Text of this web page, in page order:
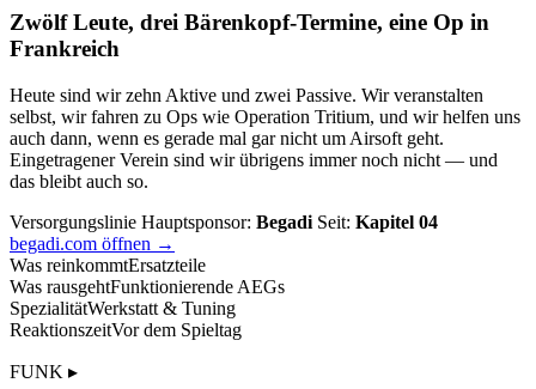
Zwölf Leute, drei Bärenkopf-Termine, eine Op in
Frankreich
Heute sind wir zehn Aktive und zwei Passive. Wir veranstalten
selbst, wir fahren zu Ops wie Operation Tritium, und wir helfen uns
auch dann, wenn es gerade mal gar nicht um Airsoft geht.
Eingetragener Verein sind wir übrigens immer noch nicht — und
das bleibt auch so.
Versorgungslinie Hauptsponsor: Begadi Seit: Kapitel 04
begadi.com öffnen →
Was reinkommtErsatzteile
Was rausgehtFunktionierende AEGs
SpezialitätWerkstatt & Tuning
ReaktionszeitVor dem Spieltag
FUNK ▸